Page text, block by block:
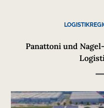
Panattoni und